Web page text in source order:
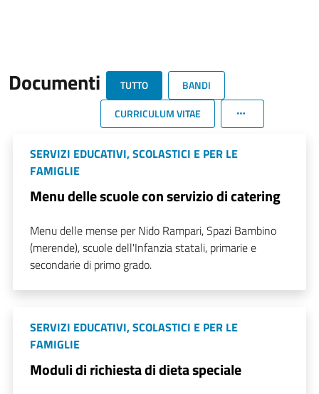
Documenti TUTTO
BANDI
CURRICULUM VITAE
SERVIZI EDUCATIVI, SCOLASTICI E PER LE
FAMIGLIE
Menu delle scuole con servizio di catering
Menu delle mense per Nido Rampari, Spazi Bambino
(merende), scuole dell'Infanzia statali, primarie e
secondarie di primo grado.
SERVIZI EDUCATIVI, SCOLASTICI E PER LE
FAMIGLIE
Moduli di richiesta di dieta speciale